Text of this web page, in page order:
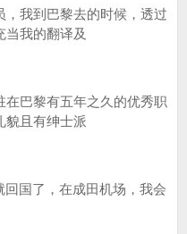
我到巴黎去的时候，透过
当我的翻译及
巴黎有五年之久的优秀职
貌且有绅士派
国了，在成田机场，我会